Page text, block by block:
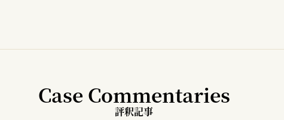
Case Commentaries
評釈記事